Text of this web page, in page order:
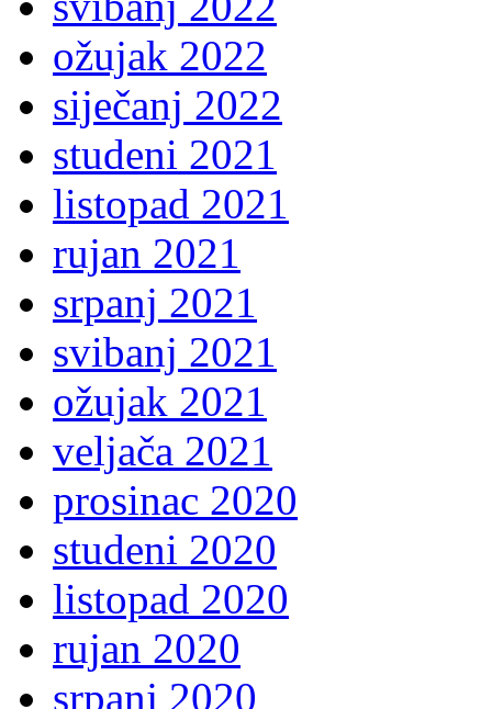
ožujak 2022
siječanj 2022
studeni 2021
listopad 2021
rujan 2021
srpanj 2021
svibanj 2021
ožujak 2021
veljača 2021
prosinac 2020
studeni 2020
listopad 2020
rujan 2020
srpanj 2020